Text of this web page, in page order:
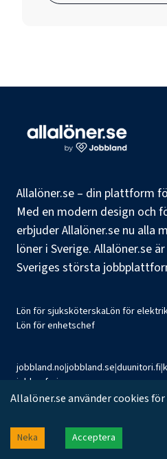
Allalöner.se – din plattform
Med en modern design
erbjuder Allalöner.se nu alla
löner i Sverige. Allalöner.se
Sveriges största
Lön för sjuksköterskaLön för
Lön för enhetschef
jobbland.no|jobbland.se|duunitori.fi|
jobbsafari.no
©2026 Jobbland AB
Allalöner.se använder cookies
Neka Acceptera